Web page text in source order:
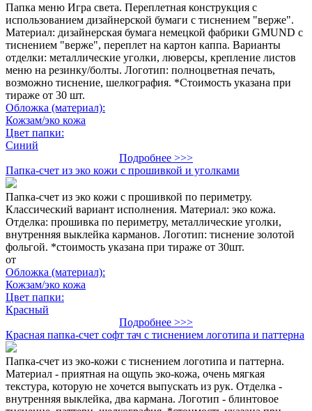
Папка меню Игра света. Переплетная конструкция с
использованием дизайнерской бумаги с тиснением "верже".
Материал: дизайнерская бумага немецкой фабрики GMUND с
тиснением "верже", переплет на картон каппа. Варианты
отделки: металлические уголки, люверсы, крепление листов
меню на резинку/болты. Логотип: полноцветная печать,
возможно тиснение, шелкография. *Стоимость указана при
тираже от 30 шт.
Обложка (материал):
Кожзам/эко кожа
Цвет папки:
Синий
Подробнее >>>
Папка-счет из эко кожи с прошивкой и уголками
Папка-счет из эко кожи с прошивкой по периметру.
Классический вариант исполнения. Материал: эко кожа.
Отделка: прошивка по периметру, металлические уголки,
внутренняя выклейка карманов. Логотип: тиснение золотой
фольгой. *стоимость указана при тираже от 30шт.
от
Обложка (материал):
Кожзам/эко кожа
Цвет папки:
Красный
Подробнее >>>
Красная папка-счет софт тач с тиснением логотипа и паттерна
Папка-счет из эко-кожи с тиснением логотипа и паттерна.
Материал - приятная на ощупь эко-кожа, очень мягкая
текстура, которую не хочется выпускать из рук. Отделка -
внутренняя выклейка, два кармана. Логотип - блинтовое